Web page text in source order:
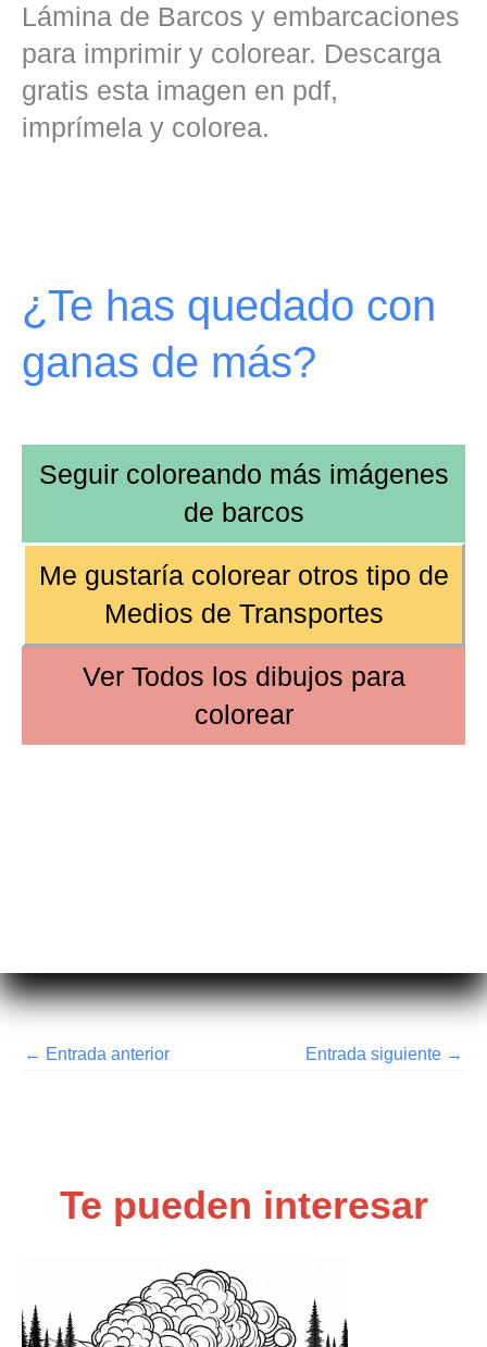
Lámina de Barcos y embarcaciones
para imprimir y colorear. Descarga
gratis esta imagen en pdf,
imprímela y colorea.
¿Te has quedado con
ganas de más?
Seguir coloreando más imágenes
de barcos
Me gustaría colorear otros tipo de
Medios de Transportes
Ver Todos los dibujos para
colorear
← Entrada anterior Entrada siguiente →
Te pueden interesar